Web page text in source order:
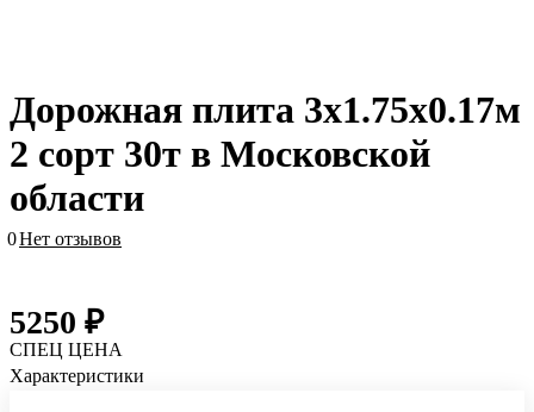
Дорожная плита 3х1.75х0.17м
2 сорт 30т в Московской
области
0Нет отзывов
5250 ₽
СПЕЦ ЦЕНА
Характеристики